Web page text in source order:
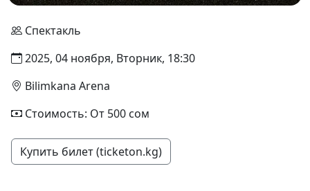
Спектакль
2025, 04 ноября, Вторник, 18:30
Bilimkana Arena
Стоимость: От 500 сом
Купить билет (ticketon.kg)